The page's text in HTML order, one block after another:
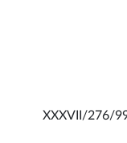
XXXVII/276/